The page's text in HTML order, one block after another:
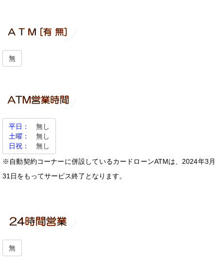
無
平日：
無し
土曜：
無し
日祝：
無し
※自動契約コーナーに併設しているカードローンATMは、2024年3月
31日をもってサービス終了となります。
無